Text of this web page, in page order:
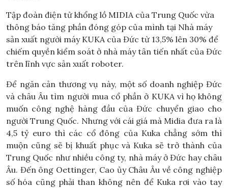
Tập đoàn điện tử khổng lồ MIDIA của Trung Quốc vừa
thông báo tăng phần đóng góp của mình tại Nhà máy
sản xuất người máy KUKA của Đức từ 13,5% lên 30% để
chiếm quyền kiểm soát ở nhà máy tân tiến nhất của Đức
trên lĩnh vực sản xuất roboter.
Để ngăn cản thương vụ này, một số doanh nghiệp Đức
và châu Âu tìm người mua cổ phần ở KUKA vì họ không
muốn công nghệ hàng đầu của Đức chuyển giao cho
người Trung Quốc. Nhưng với cái giá mà Midia đưa ra là
4,5 tỷ euro thì các cổ đông của Kuka chẳng sớm thì
muộn cũng sẽ bị khuất phục và Kuka sẽ trở thành của
Trung Quốc như nhiều công ty, nhà máy ở Đức hay châu
Âu. Đến ông Oettinger, Cao ủy Châu Âu về công nghiệp
số hóa cũng phải than không nên để Kuka rơi vào tay